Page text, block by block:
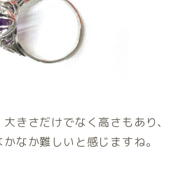
きさだけでなく高さもあり、
なか難しいと感じますね。